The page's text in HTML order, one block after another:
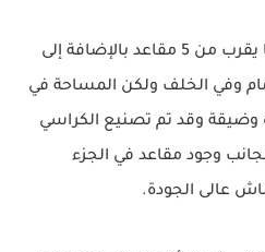
سيارة نيسان صني تمتلك ما يقرب من 5 مقاعد بالإضافة إلى
وفي الخلف ولكن المساحة في
وضيقة وقد تم تصنيع الكراسي
وجود مقاعد في الجزء
عالى الجودة.